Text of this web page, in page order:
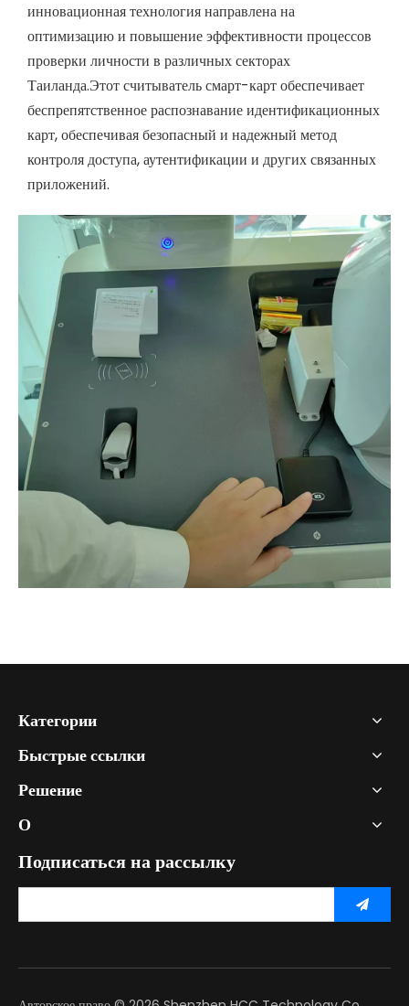
инновационная технология направлена ​​на
оптимизацию и повышение эффективности процессов
проверки личности в различных секторах
Таиланда.Этот считыватель смарт-карт обеспечивает
беспрепятственное распознавание идентификационных
карт, обеспечивая безопасный и надежный метод
контроля доступа, аутентификации и других связанных
приложений.
Категории
Быстрые ссылки
Решение
О
Подписаться на рассылку